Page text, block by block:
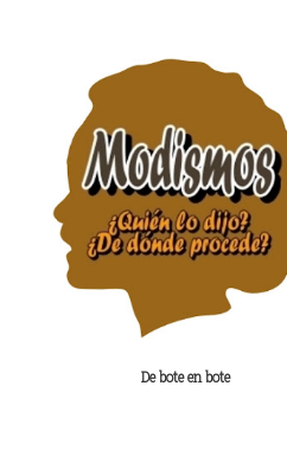
De bote en bote